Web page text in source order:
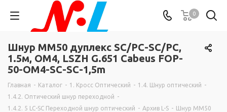
0
Шнур MM50 дуплекс SC/PC-SC/PC,
1.5м, OM4, LSZH G.651 Cabeus FOP-
50-OM4-SC-SC-1,5m
Главная - Каталог - 1. Кросс Оптический - 1.4. Шнур оптический -
1.4.2. Оптический шнур переходной -
1.4.2. 5 LC-SC Переходной шнур оптический - Архив L-S - Шнур MM50